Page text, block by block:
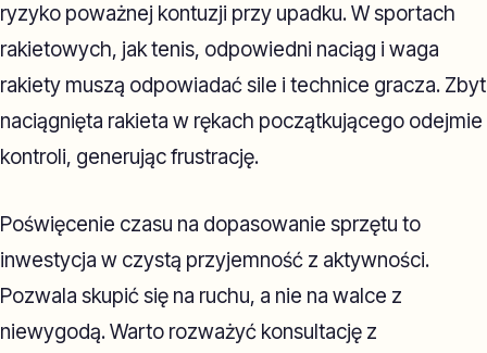
ryzyko poważnej kontuzji przy upadku. W sportach
rakietowych, jak tenis, odpowiedni naciąg i waga
rakiety muszą odpowiadać sile i technice gracza. Zbyt
naciągnięta rakieta w rękach początkującego odejmie
kontroli, generując frustrację.
Poświęcenie czasu na dopasowanie sprzętu to
inwestycja w czystą przyjemność z aktywności.
Pozwala skupić się na ruchu, a nie na walce z
niewygodą. Warto rozważyć konsultację z